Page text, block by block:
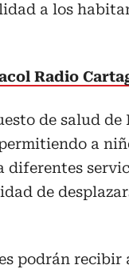
a los
Radio
de salud de
a
diferentes
de
podrán recibir